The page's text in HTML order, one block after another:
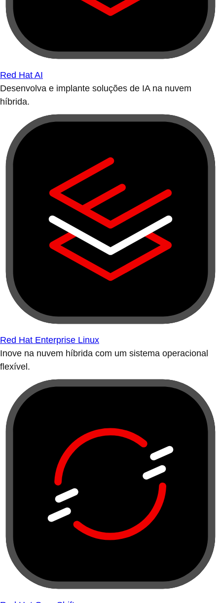
Red Hat AI
Desenvolva e implante soluções de IA na nuvem
híbrida.
Red Hat Enterprise Linux
Inove na nuvem híbrida com um sistema operacional
flexível.